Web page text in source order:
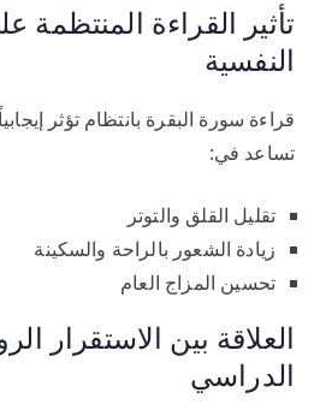
تأثير القراءة المنتظمة
النفسية
قراءة سورة البقرة بانتظام تؤثر
تساعد في:
تقليل القلق والتوتر
زيادة الشعور بالراحة والسكينة
تحسين المزاج العام
العلاقة بين الاستقرار
الدراسي